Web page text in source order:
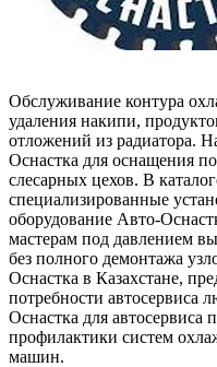
Обслуживание контура
удаления накипи,
отложений из радиатора.
Оснастка для оснащения
слесарных цехов. В
специализированные
оборудование Авто-
мастерам под давлением
без полного демонтажа
Оснастка в Казахстане,
потребности автосервиса
Оснастка для автосервиса
профилактики систем
машин.